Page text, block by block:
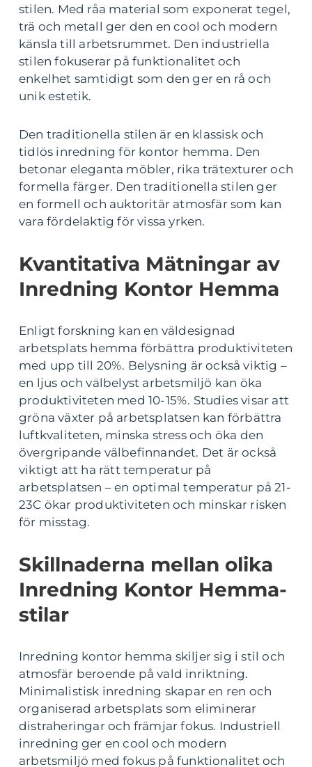
stilen. Med råa material som exponerat tegel,
trä och metall ger den en cool och modern
känsla till arbetsrummet. Den industriella
stilen fokuserar på funktionalitet och
enkelhet samtidigt som den ger en rå och
unik estetik.
Den traditionella stilen är en klassisk och
tidlös inredning för kontor hemma. Den
betonar eleganta möbler, rika trätexturer och
formella färger. Den traditionella stilen ger
en formell och auktoritär atmosfär som kan
vara fördelaktig för vissa yrken.
Kvantitativa Mätningar av
Inredning Kontor Hemma
Enligt forskning kan en väldesignad
arbetsplats hemma förbättra produktiviteten
med upp till 20%. Belysning är också viktig –
en ljus och välbelyst arbetsmiljö kan öka
produktiviteten med 10-15%. Studies visar att
gröna växter på arbetsplatsen kan förbättra
luftkvaliteten, minska stress och öka den
övergripande välbefinnandet. Det är också
viktigt att ha rätt temperatur på
arbetsplatsen – en optimal temperatur på 21-
23C ökar produktiviteten och minskar risken
för misstag.
Skillnaderna mellan olika
Inredning Kontor Hemma-
stilar
Inredning kontor hemma skiljer sig i stil och
atmosfär beroende på vald inriktning.
Minimalistisk inredning skapar en ren och
organiserad arbetsplats som eliminerar
distraheringar och främjar fokus. Industriell
inredning ger en cool och modern
arbetsmiljö med fokus på funktionalitet och